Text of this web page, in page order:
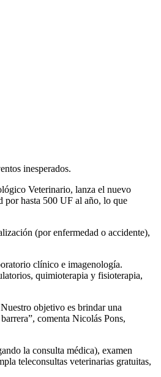
inesperados.
Veterinario, lanza el nuevo
por hasta 500 UF al año, lo que
(por enfermedad o accidente),
clínico e imagenología.
quimioterapia y fisioterapia,
objetivo es brindar una
comenta Nicolás Pons,
la consulta médica), examen
teleconsultas veterinarias gratuitas,